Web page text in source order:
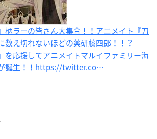
柄ラーの皆さん大集合！！アニメイト『刀
数え切れないほどの薬研藤四郎！！？
を応援してアニメイトマルイファミリー海
誕生！！https://twitter.co…